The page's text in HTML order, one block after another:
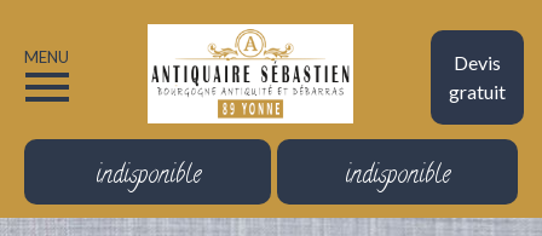
Devis
gratuit
MENU
indisponible indisponible